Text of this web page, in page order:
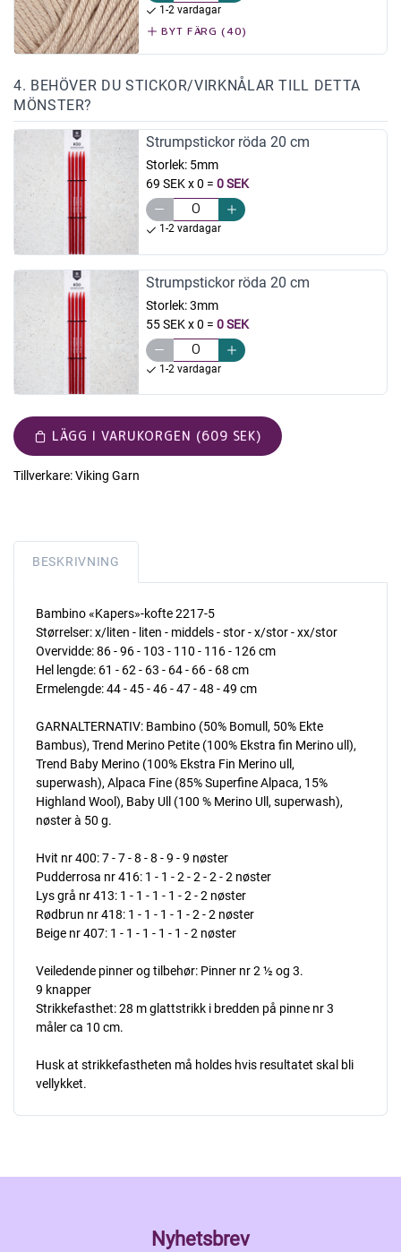
1-2 vardagar
BYT FÄRG (40)
4. BEHÖVER DU STICKOR/VIRKNÅLAR TILL DETTA
MÖNSTER?
Strumpstickor röda 20 cm
Storlek: 5mm
69 SEK x 0 = 0 SEK
1-2 vardagar
Strumpstickor röda 20 cm
Storlek:3mm
55 SEK x 0 = 0 SEK
1-2 vardagar
LÄGG I VARUKORGEN (609 SEK)
Tillverkare:Viking Garn
BESKRIVNING
Bambino «Kapers»-kofte 2217-5
Størrelser: x/liten - liten - middels - stor - x/stor - xx/stor
Overvidde: 86 - 96 - 103 - 110 - 116 - 126 cm
Hel lengde: 61 - 62 - 63 - 64 - 66 - 68 cm
Ermelengde: 44 - 45 - 46 - 47 - 48 - 49 cm
GARNALTERNATIV: Bambino (50% Bomull, 50% Ekte
Bambus), Trend Merino Petite (100% Ekstra fin Merino ull),
Trend Baby Merino (100% Ekstra Fin Merino ull,
superwash), Alpaca Fine (85% Superfine Alpaca, 15%
Highland Wool), Baby Ull (100 % Merino Ull, superwash),
nøster à 50 g.
Hvit nr 400: 7 - 7 - 8 - 8 - 9 - 9 nøster
Pudderrosa nr 416: 1 - 1 - 2 - 2 - 2 - 2 nøster
Lys grå nr 413: 1 - 1 - 1 - 1 - 2 - 2 nøster
Rødbrun nr 418: 1 - 1 - 1 - 1 - 2 - 2 nøster
Beige nr 407: 1 - 1 - 1 - 1 - 1 - 2 nøster
Veiledende pinner og tilbehør: Pinner nr 2 ½ og 3.
9 knapper
Strikkefasthet: 28 m glattstrikk i bredden på pinne nr 3
måler ca 10 cm.
Husk at strikkefastheten må holdes hvis resultatet skal bli
vellykket.
Nyhetsbrev